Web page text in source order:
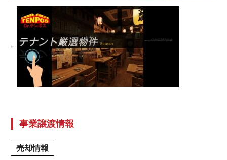
事業譲渡情報
売却情報